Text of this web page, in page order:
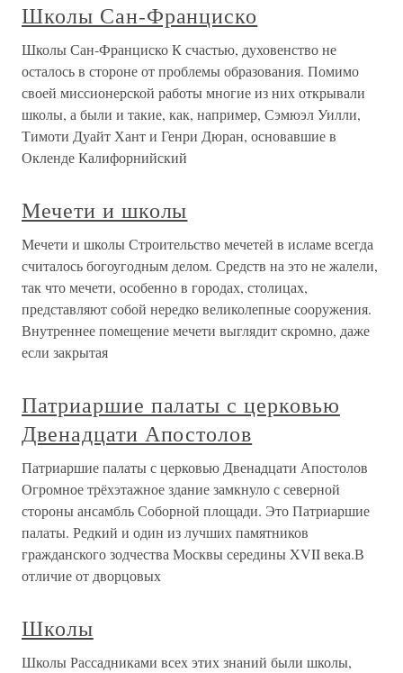
Школы Сан-Франциско
Школы Сан-Франциско К счастью, духовенство не
осталось в стороне от проблемы образования. Помимо
своей миссионерской работы многие из них открывали
школы, а были и такие, как, например, Сэмюэл Уилли,
Тимоти Дуайт Хант и Генри Дюран, основавшие в
Окленде Калифорнийский
Мечети и школы
Мечети и школы Строительство мечетей в исламе всегда
считалось богоугодным делом. Средств на это не жалели,
так что мечети, особенно в городах, столицах,
представляют собой нередко великолепные сооружения.
Внутреннее помещение мечети выглядит скромно, даже
если закрытая
Патриаршие палаты с церковью
Двенадцати Апостолов
Патриаршие палаты с церковью Двенадцати Апостолов
Огромное трёхэтажное здание замкнуло с северной
стороны ансамбль Соборной площади. Это Патриаршие
палаты. Редкий и один из лучших памятников
гражданского зодчества Москвы середины XVII века.В
отличие от дворцовых
Школы
Школы Рассадниками всех этих знаний были школы,